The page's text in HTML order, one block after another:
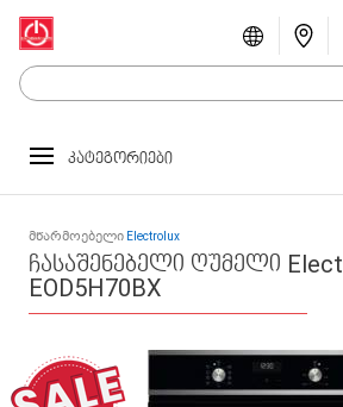
კატეგორიები
მწარმოებელი Electrolux
ჩასაშენებელი ღუმელი
EOD5H70BX